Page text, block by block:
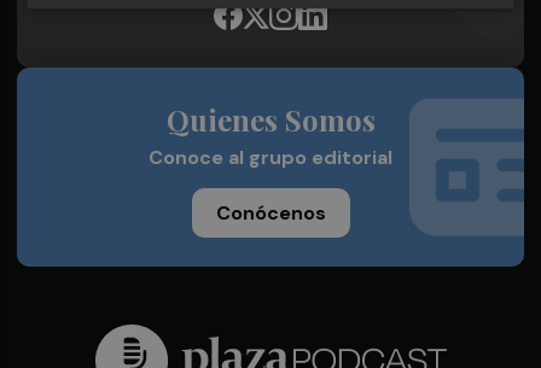
Quienes Somos
Conoce al grupo editorial
Conócenos